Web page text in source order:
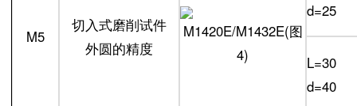
M5
切入式磨削试件
外圆的精度
d=25
L=30
d=40